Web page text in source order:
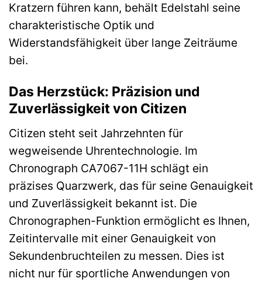
Kratzern führen kann, behält Edelstahl seine
charakteristische Optik und
Widerstandsfähigkeit über lange Zeiträume
bei.
Das Herzstück: Präzision und
Zuverlässigkeit von Citizen
Citizen steht seit Jahrzehnten für
wegweisende Uhrentechnologie. Im
Chronograph CA7067-11H schlägt ein
präzises Quarzwerk, das für seine Genauigkeit
und Zuverlässigkeit bekannt ist. Die
Chronographen-Funktion ermöglicht es Ihnen,
Zeitintervalle mit einer Genauigkeit von
Sekundenbruchteilen zu messen. Dies ist
nicht nur für sportliche Anwendungen von